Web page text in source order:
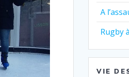
A
Rugby
VIE